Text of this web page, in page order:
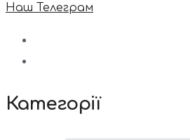
Наш Телеграм
Категорії